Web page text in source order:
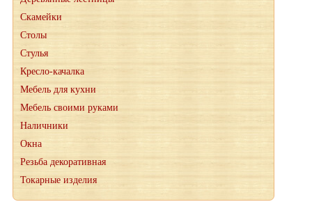
Скамейки
Столы
Стулья
Кресло-качалка
Мебель для кухни
Мебель своими руками
Наличники
Окна
Резьба декоративная
Токарные изделия